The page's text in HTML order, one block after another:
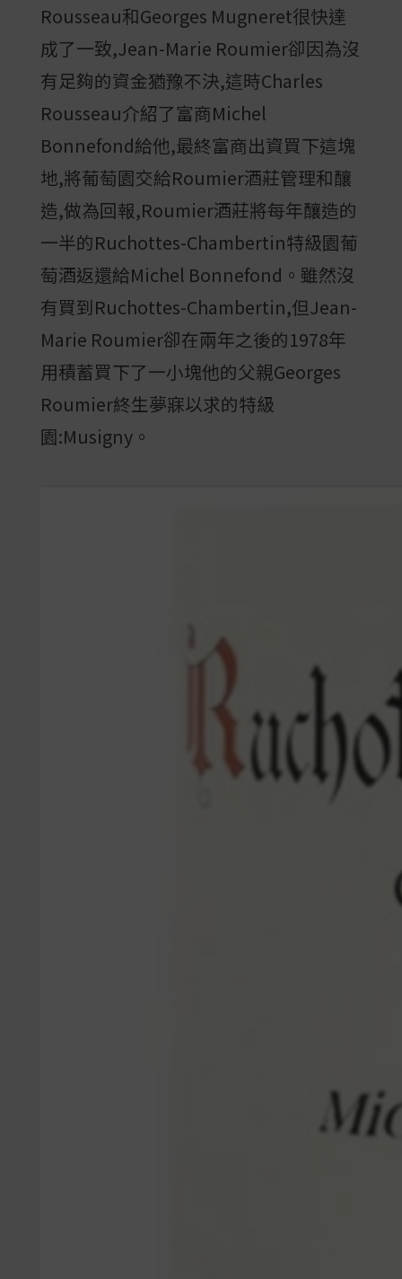
Rousseau和Georges Mugneret很快達
成了一致,Jean-Marie Roumier卻因為沒
有足夠的資金猶豫不決,這時Charles
Rousseau介紹了富商Michel
Bonnefond給他,最終富商出資買下這塊
地,將葡萄園交給Roumier酒莊管理和釀
造,做為回報,Roumier酒莊將每年釀造的
一半的Ruchottes-Chambertin特級園葡
萄酒返還給Michel Bonnefond。雖然沒
有買到Ruchottes-Chambertin,但Jean-
Marie Roumier卻在兩年之後的1978年
用積蓄買下了一小塊他的父親Georges
Roumier終生夢寐以求的特級
園:Musigny。